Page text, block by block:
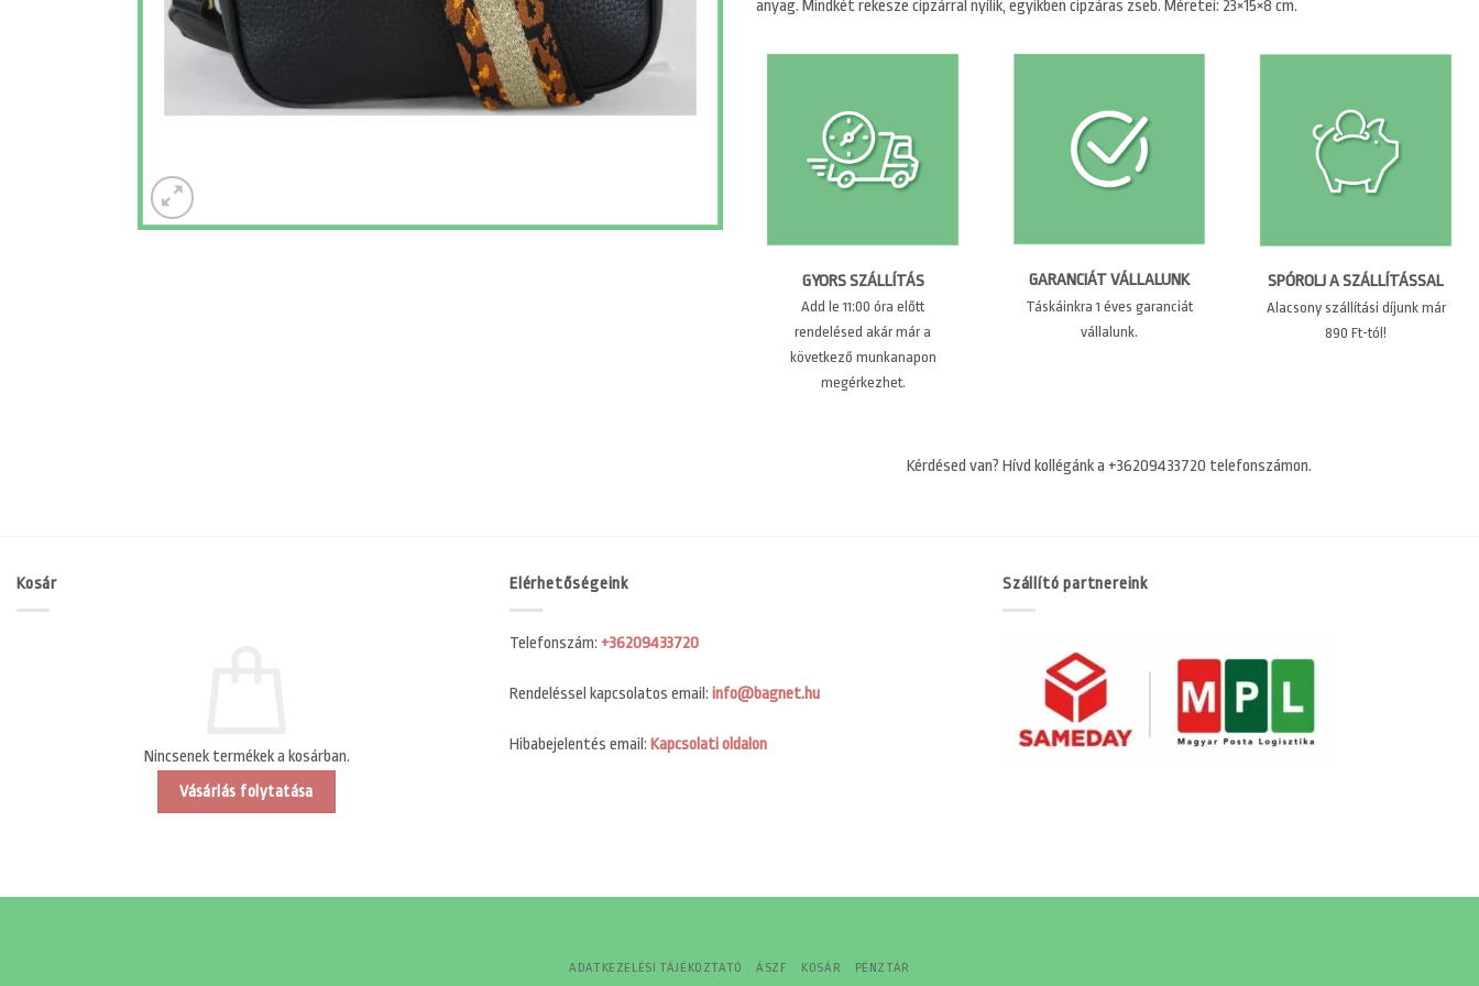
anyag. Mindkét rekesze cipzárral nyílik, egyikben cipzáras zseb. Méretei: 23×15×8 cm.
GYORS SZÁLLÍTÁS
Add le 11:00 óra előtt
rendelésed akár már a
következő munkanapon
megérkezhet.
GARANCIÁT VÁLLALUNK
Táskáinkra 1 éves garanciát
vállalunk.
SPÓROLJ A SZÁLLÍTÁSSAL
Alacsony szállítási díjunk már
890 Ft-tól!
Kérdésed van? Hívd kollégánk a +36209433720 telefonszámon.
Kosár
Nincsenek termékek a kosárban.
Vásárlás folytatása
Elérhetőségeink
Telefonszám: +36209433720
Rendeléssel kapcsolatos email: info@bagnet.hu
Hibabejelentés email: Kapcsolati oldalon
Szállító partnereink
ADATKEZELÉSI TÁJÉKOZTATÓ ÁSZF KOSÁR PÉNZTÁR